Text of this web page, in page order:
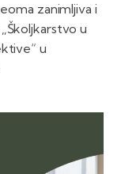
zanimljiva i
u
u